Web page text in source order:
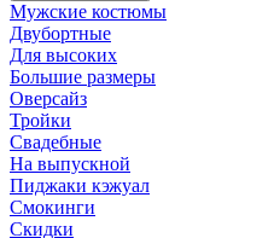
Мужские костюмы
Двубортные
Для высоких
Большие размеры
Оверсайз
Тройки
Свадебные
На выпускной
Пиджаки кэжуал
Смокинги
Скидки